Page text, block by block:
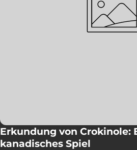
Erkundung von Crokinole:
kanadisches Spiel